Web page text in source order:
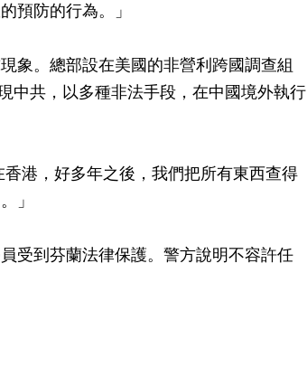
預防的行為。」
象。總部設在美國的非營利跨國調查組
中共，以多種非法手段，在中國境外執行
港，好多年之後，我們把所有東西查得
」
受到芬蘭法律保護。警方說明不容許任